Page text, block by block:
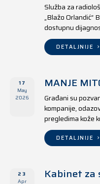
Služba za
„Blažo Orlandić“
dostupnu
svjedoče i
do 17. juna 2026.
DETALJNIJE
17
May
2026
MANJE
Građani su
kompanije,
pregledima kože
godine u
državnim tako i u
DETALJNIJE
23
Apr
Kabinet za